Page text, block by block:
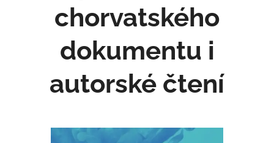
chorvatského
dokumentu i
autorské čtení